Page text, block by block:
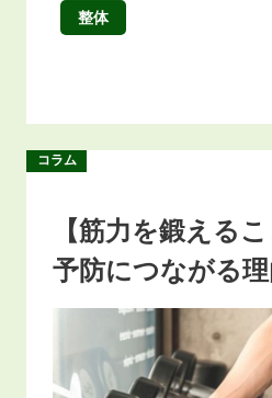
整体
コラム
【筋力を鍛える
予防につながる理